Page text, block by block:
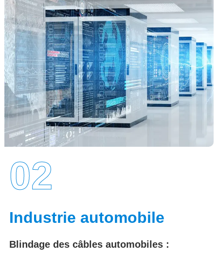
02
Industrie automobile
Blindage des câbles automobiles :